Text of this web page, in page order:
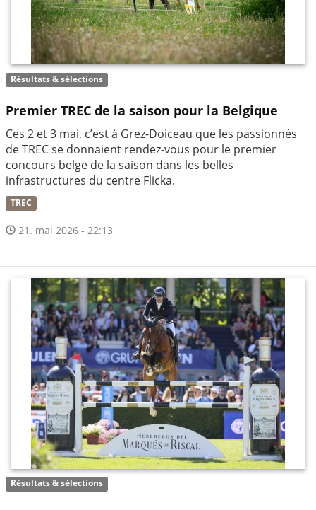
Résultats & sélections
Premier TREC de la saison pour la Belgique
Ces 2 et 3 mai, c’est à Grez-Doiceau que les passionnés
de TREC se donnaient rendez-vous pour le premier
concours belge de la saison dans les belles
infrastructures du centre Flicka.
TREC
21. mai 2026 - 22:13
Résultats & sélections